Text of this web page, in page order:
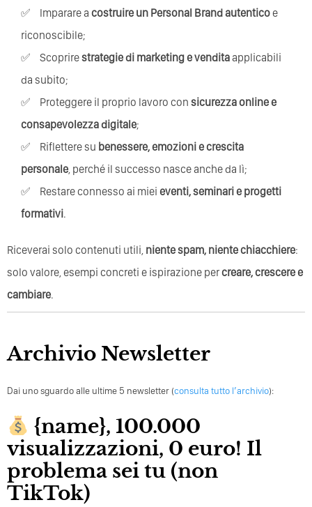
Imparare a costruire un Personal Brand autenticoe
riconoscibile;
Scoprirestrategie di marketing e venditaapplicabili
da subito;
Proteggere il proprio lavoro con sicurezza online e
consapevolezza digitale;
Riflettere su benessere, emozioni e crescita
personale, perché il successo nasce anche da lì;
Restare connesso ai miei eventi, seminari e progetti
formativi.
Riceverai solo contenuti utili, niente spam, niente chiacchiere:
solo valore, esempi concreti e ispirazione percreare, crescere e
cambiare.
Archivio Newsletter
Dai uno sguardo alle ultime 5 newsletter (consulta tutto l’archivio):
{name}, 100.000
visualizzazioni, 0 euro! Il
problema sei tu (non
TikTok)